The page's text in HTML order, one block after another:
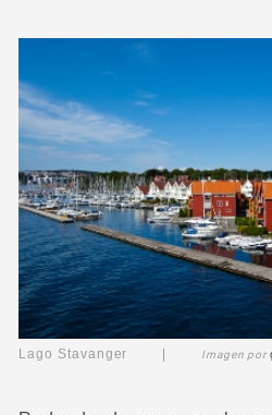
Lago Stavanger | Imagen por